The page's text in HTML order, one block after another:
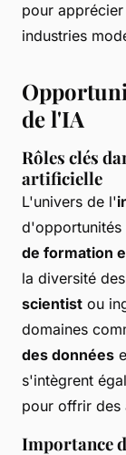
pour
industries
de l'IA
Rôles clés
artificielle
L'univers de l'
d'opportunités
de formation
la diversité
scientist ou
domaines
des données
s'intègrent
pour offrir des
Importance